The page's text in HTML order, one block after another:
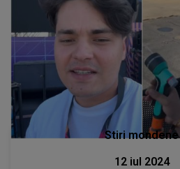
Stiri mondene
12 iul 2024